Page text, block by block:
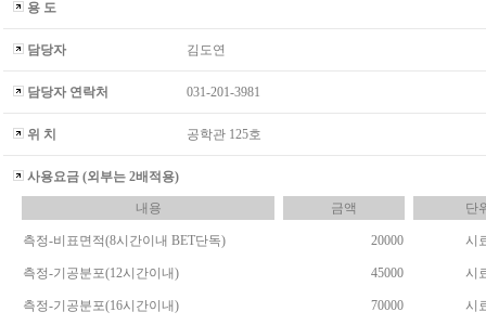
용 도
담당자 김도연
담당자 연락처 031-201-3981
위 치 공학관 125호
사용요금 (외부는 2배적용)
내용 금액 단
측정-비표면적(8시간이내 BET단독) 20000 시
측정-기공분포(12시간이내) 45000 시
측정-기공분포(16시간이내) 70000 시